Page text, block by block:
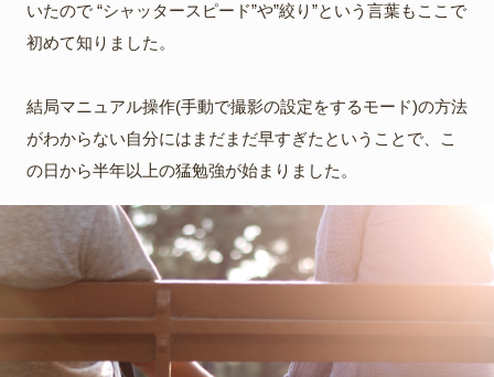
いたので “シャッタースピード”や”絞り”という言葉もここで
初めて知りました。
結局マニュアル操作(手動で撮影の設定をするモード)の方法
がわからない自分にはまだまだ早すぎたということで、こ
の日から半年以上の猛勉強が始まりました。